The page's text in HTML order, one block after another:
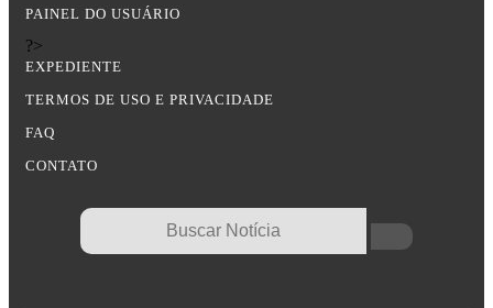
PAINEL DO USUÁRIO
?>
EXPEDIENTE
TERMOS DE USO E PRIVACIDADE
FAQ
CONTATO